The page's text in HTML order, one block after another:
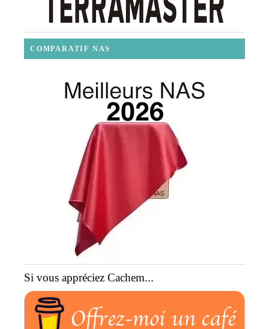
COMPARATIF NAS
Si vous appréciez Cachem...